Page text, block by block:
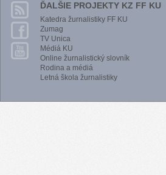
ĎALŠIE PROJEKTY KZ FF KU
Katedra žurnalistiky FF KU
Zumag
TV Unica
Médiá KU
Online žurnalistický slovník
Rodina a médiá
Letná škola žurnalistiky